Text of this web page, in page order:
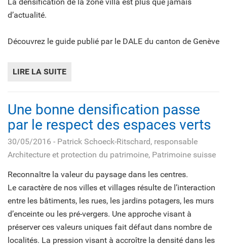
La densification de la zone villa est plus que jamais
d’actualité.
Découvrez le guide publié par le DALE du canton de Genève
LIRE LA SUITE
Une bonne densification passe
par le respect des espaces verts
30/05/2016 - Patrick Schoeck-Ritschard, responsable
Architecture et protection du patrimoine, Patrimoine suisse
Reconnaître la valeur du paysage dans les centres.
Le caractère de nos villes et villages résulte de l’interaction
entre les bâtiments, les rues, les jardins potagers, les murs
d’enceinte ou les pré-vergers. Une approche visant à
préserver ces valeurs uniques fait défaut dans nombre de
localités. La pression visant à accroître la densité dans les